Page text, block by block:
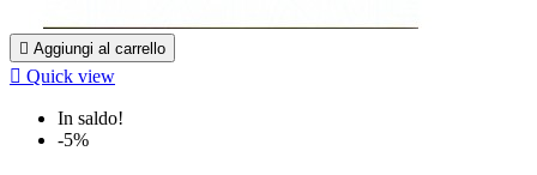
 Aggiungi al carrello
 Quick view
In saldo!
-5%